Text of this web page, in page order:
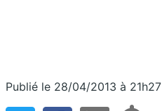
Publié le 28/04/2013 à 21h27